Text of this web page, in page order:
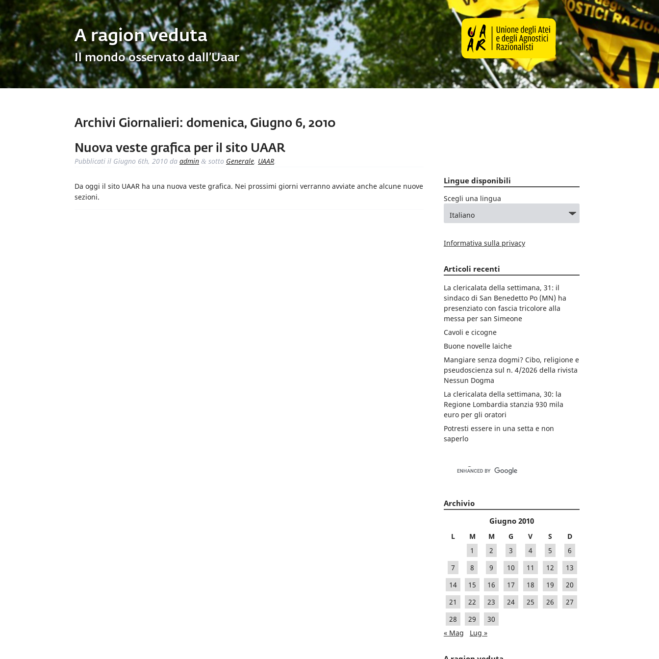
A ragion veduta
Il mondo osservato dall’Uaar
Archivi Giornalieri: domenica, Giugno 6, 2010
Nuova veste grafica per il sito UAAR
Pubblicati il Giugno 6th, 2010 da admin & sotto Generale, UAAR.
Da oggi il sito UAAR ha una nuova veste grafica. Nei prossimi giorni verranno avviate anche alcune nuove
sezioni.
Lingue disponibili
Scegli una lingua
Informativa sulla privacy
Articoli recenti
La clericalata della settimana, 31: il
sindaco di San Benedetto Po (MN) ha
presenziato con fascia tricolore alla
messa per san Simeone
Cavoli e cicogne
Buone novelle laiche
Mangiare senza dogmi? Cibo, religione e
pseudoscienza sul n. 4/2026 della rivista
Nessun Dogma
La clericalata della settimana, 30: la
Regione Lombardia stanzia 930 mila
euro per gli oratori
Potresti essere in una setta e non
saperlo
Archivio
Giugno 2010
L M M G V S
D
1
2 3 4 5
6
7
8 9 10 11 12
13
14
15 16 17 18 19
20
21
22 23 24 25 26
27
28
29
30
« Mag
Lug »